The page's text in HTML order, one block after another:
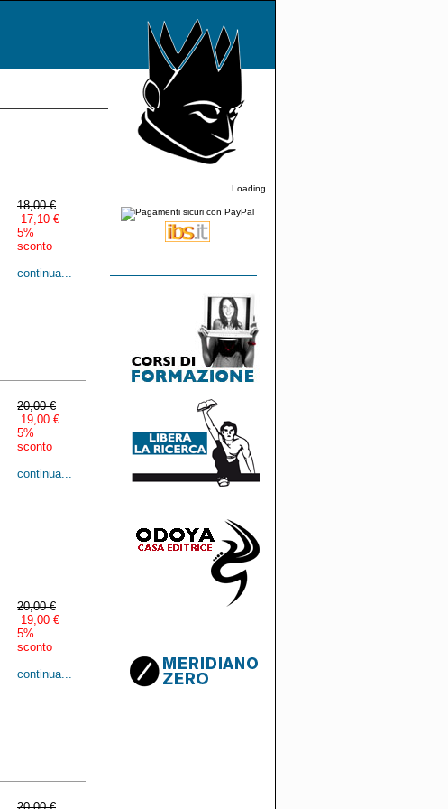
18,00 €
17,10 €
5%
sconto
continua...
20,00 €
19,00 €
5%
sconto
continua...
20,00 €
19,00 €
5%
sconto
continua...
20,00 €
Loading